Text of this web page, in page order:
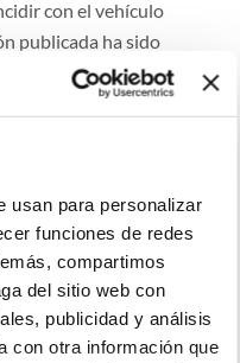
usan para personalizar
funciones de redes
compartimos
del sitio web con
publicidad y análisis
con otra información que
con el vehículo
publicada ha sido
renting y tiene solo
Rifter